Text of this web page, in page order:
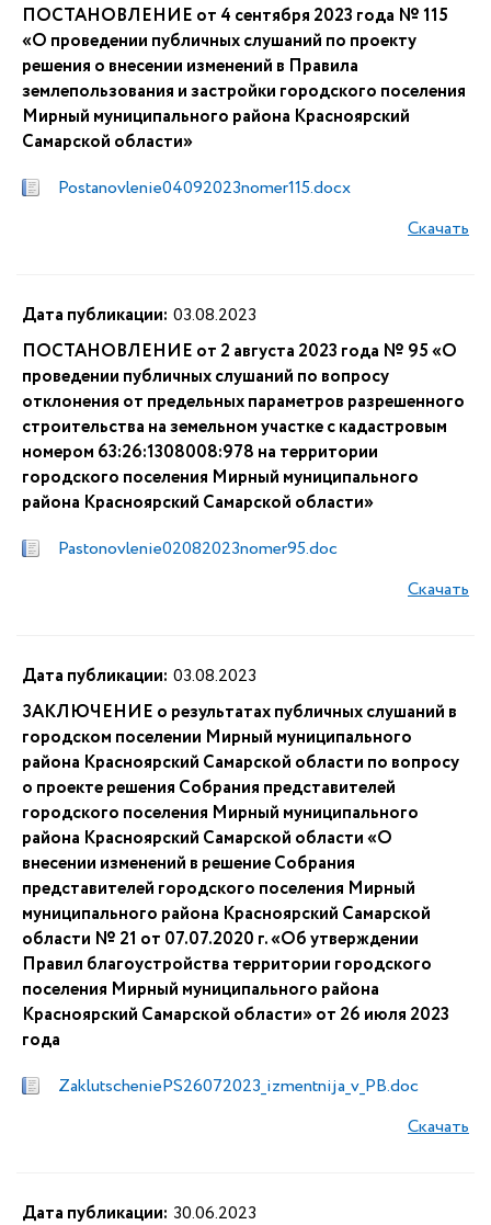
ПОСТАНОВЛЕНИЕ от 4 сентября 2023 года № 115
«О проведении публичных слушаний по проекту
решения о внесении изменений в Правила
землепользования и застройки городского поселения
Мирный муниципального района Красноярский
Самарской области»
Postanovlenie04092023nomer115.docx
Скачать
Дата публикации: 03.08.2023
ПОСТАНОВЛЕНИЕ от 2 августа 2023 года № 95 «О
проведении публичных слушаний по вопросу
отклонения от предельных параметров разрешенного
строительства на земельном участке с кадастровым
номером 63:26:1308008:978 на территории
городского поселения Мирный муниципального
района Красноярский Самарской области»
Pastonovlenie02082023nomer95.doc
Скачать
Дата публикации: 03.08.2023
ЗАКЛЮЧЕНИЕ о результатах публичных слушаний в
городском поселении Мирный муниципального
района Красноярский Самарской области по вопросу
о проекте решения Собрания представителей
городского поселения Мирный муниципального
района Красноярский Самарской области «О
внесении изменений в решение Собрания
представителей городского поселения Мирный
муниципального района Красноярский Самарской
области № 21 от 07.07.2020 г. «Об утверждении
Правил благоустройства территории городского
поселения Мирный муниципального района
Красноярский Самарской области» от 26 июля 2023
года
ZaklutscheniePS26072023_izmentnija_v_PB.doc
Скачать
Дата публикации: 30.06.2023